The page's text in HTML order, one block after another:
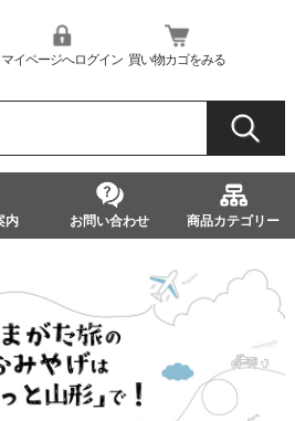
マイページへログイン 買い物カゴをみる
内 お問い合わせ 商品カテゴリー